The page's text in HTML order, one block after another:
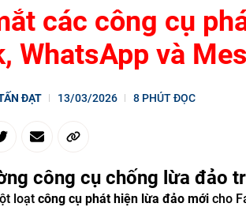
các công cụ
WhatsApp và
ĐẠT 13/03/2026 8 PHÚT ĐỌC
công cụ chống lừa đảo
loạt công cụ phát hiện lừa đảo mới cho